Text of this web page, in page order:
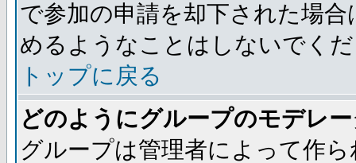
で参加の申請を却下された場
めるようなことはしないでく
トップに戻る
どのようにグループのモデレ
グループは管理者によって作